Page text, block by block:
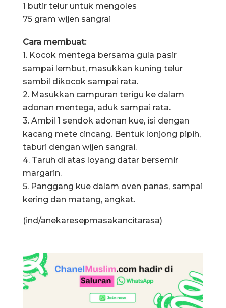
1 butir telur untuk mengoles
75 gram wijen sangrai
Cara membuat:
1. Kocok mentega bersama gula pasir
sampai lembut, masukkan kuning telur
sambil dikocok sampai rata.
2. Masukkan campuran terigu ke dalam
adonan mentega, aduk sampai rata.
3. Ambil 1 sendok adonan kue, isi dengan
kacang mete cincang. Bentuk lonjong pipih,
taburi dengan wijen sangrai.
4. Taruh di atas loyang datar bersemir
margarin.
5. Panggang kue dalam oven panas, sampai
kering dan matang, angkat.
(ind/anekaresepmasakancitarasa)